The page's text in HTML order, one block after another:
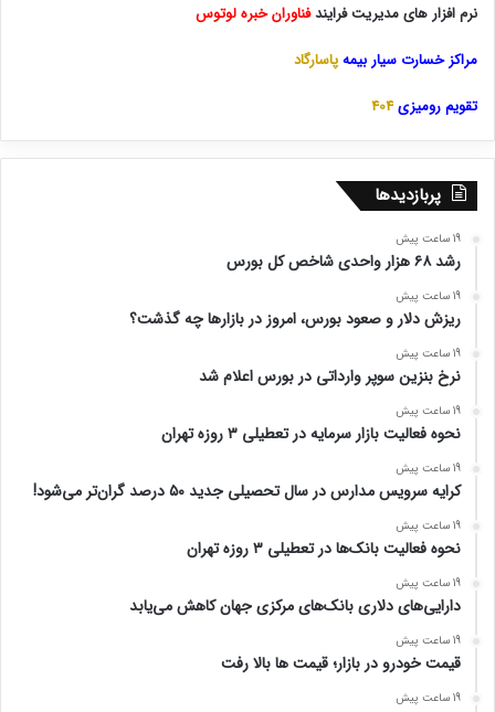
نرم افزار های مدیریت فرایندفناوران خبره لوتوس
مراکز خسارت سیار بیمهپاسارگاد
تقویم رومیزی404
پربازدیدها
19 ساعت پیش
رشد ۶۸ هزار واحدی شاخص کل بورس
19 ساعت پیش
ریزش دلار و صعود بورس، امروز در بازارها چه گذشت؟
19 ساعت پیش
نرخ بنزین سوپر وارداتی در بورس اعلام شد
19 ساعت پیش
نحوه فعالیت بازار سرمایه در تعطیلی ۳ روزه تهران
19 ساعت پیش
کرایه سرویس مدارس در سال تحصیلی جدید ۵۰ درصد گران‌تر می‌شود!
19 ساعت پیش
نحوه فعالیت بانک‌ها در تعطیلی ۳ روزه تهران
19 ساعت پیش
دارایی‌های دلاری بانک‌های مرکزی جهان کاهش می‌یابد
19 ساعت پیش
قیمت خودرو در بازار؛ قیمت ها بالا رفت
19 ساعت پیش